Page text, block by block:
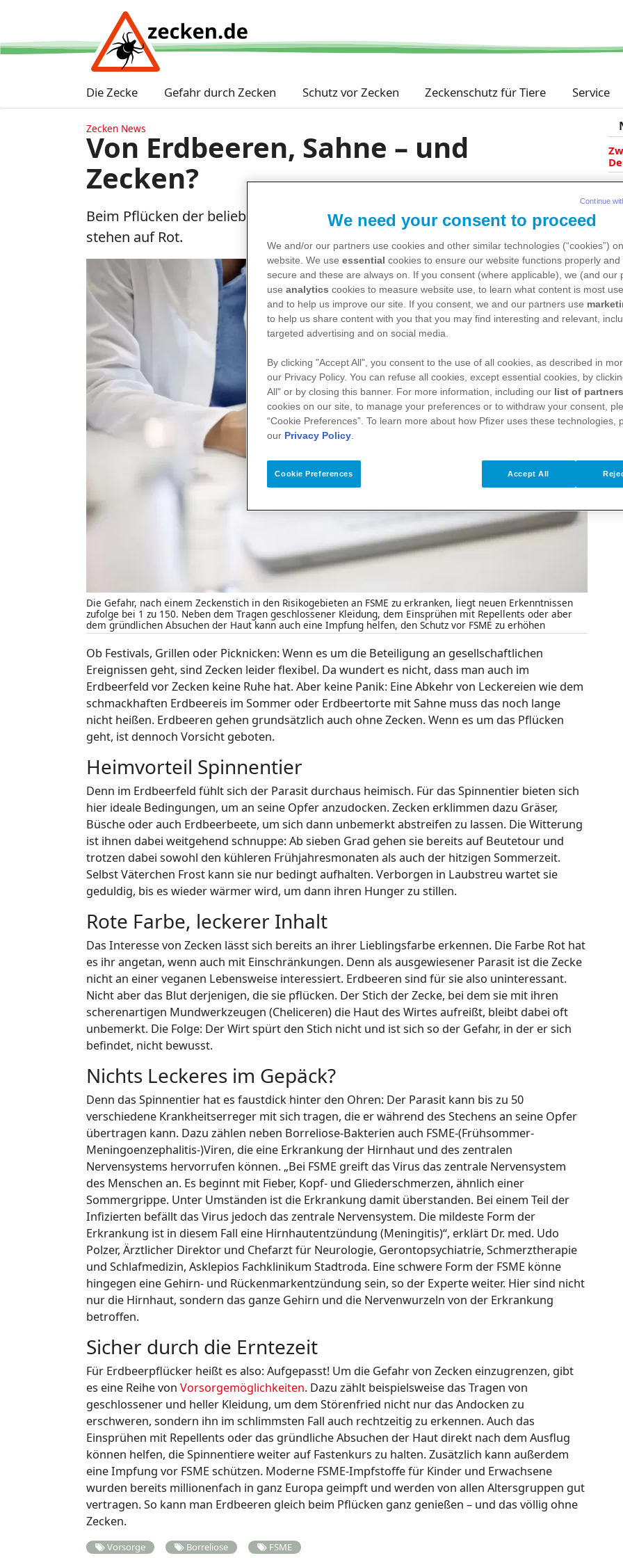
Inhalt
Die Zecke Gefahr durch Zecken Schutz vor Zecken Zeckenschutz für Tiere Service
Zecken News
Von Erdbeeren, Sahne – und
Zecken?
Beim Pflücken der beliebten Frucht ist Vorsicht geboten. Denn auch Zecken
stehen auf Rot.
Die Gefahr, nach einem Zeckenstich in den Risikogebieten an FSME zu erkranken, liegt neuen Erkenntnissen
zufolge bei 1 zu 150. Neben dem Tragen geschlossener Kleidung, dem Einsprühen mit Repellents oder aber
dem gründlichen Absuchen der Haut kann auch eine Impfung helfen, den Schutz vor FSME zu erhöhen
Ob Festivals, Grillen oder Picknicken: Wenn es um die Beteiligung an gesellschaftlichen
Ereignissen geht, sind Zecken leider flexibel. Da wundert es nicht, dass man auch im
Erdbeerfeld vor Zecken keine Ruhe hat. Aber keine Panik: Eine Abkehr von Leckereien wie dem
schmackhaften Erdbeereis im Sommer oder Erdbeertorte mit Sahne muss das noch lange
nicht heißen. Erdbeeren gehen grundsätzlich auch ohne Zecken. Wenn es um das Pflücken
geht, ist dennoch Vorsicht geboten.
Heimvorteil Spinnentier
Denn im Erdbeerfeld fühlt sich der Parasit durchaus heimisch. Für das Spinnentier bieten sich
hier ideale Bedingungen, um an seine Opfer anzudocken. Zecken erklimmen dazu Gräser,
Büsche oder auch Erdbeerbeete, um sich dann unbemerkt abstreifen zu lassen. Die Witterung
ist ihnen dabei weitgehend schnuppe: Ab sieben Grad gehen sie bereits auf Beutetour und
trotzen dabei sowohl den kühleren Frühjahresmonaten als auch der hitzigen Sommerzeit.
Selbst Väterchen Frost kann sie nur bedingt aufhalten. Verborgen in Laubstreu wartet sie
geduldig, bis es wieder wärmer wird, um dann ihren Hunger zu stillen.
Rote Farbe, leckerer Inhalt
Das Interesse von Zecken lässt sich bereits an ihrer Lieblingsfarbe erkennen. Die Farbe Rot hat
es ihr angetan, wenn auch mit Einschränkungen. Denn als ausgewiesener Parasit ist die Zecke
nicht an einer veganen Lebensweise interessiert. Erdbeeren sind für sie also uninteressant.
Nicht aber das Blut derjenigen, die sie pflücken. Der Stich der Zecke, bei dem sie mit ihren
scherenartigen Mundwerkzeugen (Cheliceren) die Haut des Wirtes aufreißt, bleibt dabei oft
unbemerkt. Die Folge: Der Wirt spürt den Stich nicht und ist sich so der Gefahr, in der er sich
befindet, nicht bewusst.
Nichts Leckeres im Gepäck?
Denn das Spinnentier hat es faustdick hinter den Ohren: Der Parasit kann bis zu 50
verschiedene Krankheitserreger mit sich tragen, die er während des Stechens an seine Opfer
übertragen kann. Dazu zählen neben Borreliose-Bakterien auch FSME-(Frühsommer-
Meningoenzephalitis-)Viren, die eine Erkrankung der Hirnhaut und des zentralen
Nervensystems hervorrufen können. „Bei FSME greift das Virus das zentrale Nervensystem
des Menschen an. Es beginnt mit Fieber, Kopf- und Gliederschmerzen, ähnlich einer
Sommergrippe. Unter Umständen ist die Erkrankung damit überstanden. Bei einem Teil der
Infizierten befällt das Virus jedoch das zentrale Nervensystem. Die mildeste Form der
Erkrankung ist in diesem Fall eine Hirnhautentzündung (Meningitis)“, erklärt Dr. med. Udo
Polzer, Ärztlicher Direktor und Chefarzt für Neurologie, Gerontopsychiatrie, Schmerztherapie
und Schlafmedizin, Asklepios Fachklinikum Stadtroda. Eine schwere Form der FSME könne
hingegen eine Gehirn- und Rückenmarkentzündung sein, so der Experte weiter. Hier sind nicht
nur die Hirnhaut, sondern das ganze Gehirn und die Nervenwurzeln von der Erkrankung
betroffen.
Sicher durch die Erntezeit
Für Erdbeerpflücker heißt es also: Aufgepasst! Um die Gefahr von Zecken einzugrenzen, gibt
es eine Reihe von Vorsorgemöglichkeiten. Dazu zählt beispielsweise das Tragen von
geschlossener und heller Kleidung, um dem Störenfried nicht nur das Andocken zu
erschweren, sondern ihn im schlimmsten Fall auch rechtzeitig zu erkennen. Auch das
Einsprühen mit Repellents oder das gründliche Absuchen der Haut direkt nach dem Ausflug
können helfen, die Spinnentiere weiter auf Fastenkurs zu halten. Zusätzlich kann außerdem
eine Impfung vor FSME schützen. Moderne FSME-Impfstoffe für Kinder und Erwachsene
wurden bereits millionenfach in ganz Europa geimpft und werden von allen Altersgruppen gut
vertragen. So kann man Erdbeeren gleich beim Pflücken ganz genießen – und das völlig ohne
Zecken.
Vorsorge Borreliose FSME
We need your consent to proceed
We and/or our partners use cookies and other similar technologies (“cookies”)
website. We use essential cookies to ensure our website functions properly and
secure and these are always on. If you consent (where applicable), we (and our
use analytics cookies to measure website use, to learn what content is most
and to help us improve our site. If you consent, we and our partners use
to help us share content with you that you may find interesting and relevant,
targeted advertising and on social media.
By clicking "Accept All", you consent to the use of all cookies, as described in
our Privacy Policy. You can refuse all cookies, except essential cookies, by
All" or by closing this banner. For more information, including our list of partners
cookies on our site, to manage your preferences or to withdraw your consent,
“Cookie Preferences”. To learn more about how Pfizer uses these technologies,
our Privacy Policy
Cookie Preferences Accept All
Continue